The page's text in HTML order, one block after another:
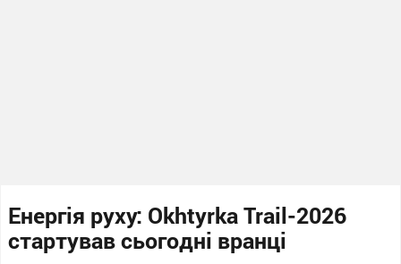
Енергія руху: Okhtyrka Trail-2026
стартував сьогодні вранці